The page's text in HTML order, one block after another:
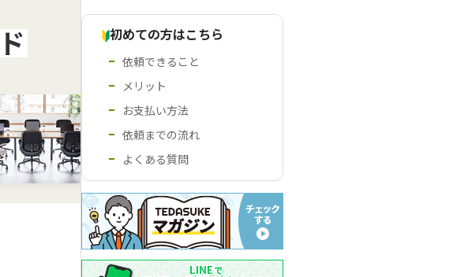
初めての方はこちら
依頼できること
メリット
お支払い方法
依頼までの流れ
よくある質問